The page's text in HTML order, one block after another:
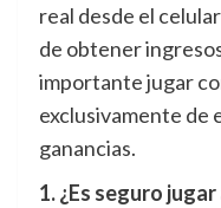
real desde el
de obtener
importante jugar
exclusivamente de
ganancias.
1. ¿Es seguro